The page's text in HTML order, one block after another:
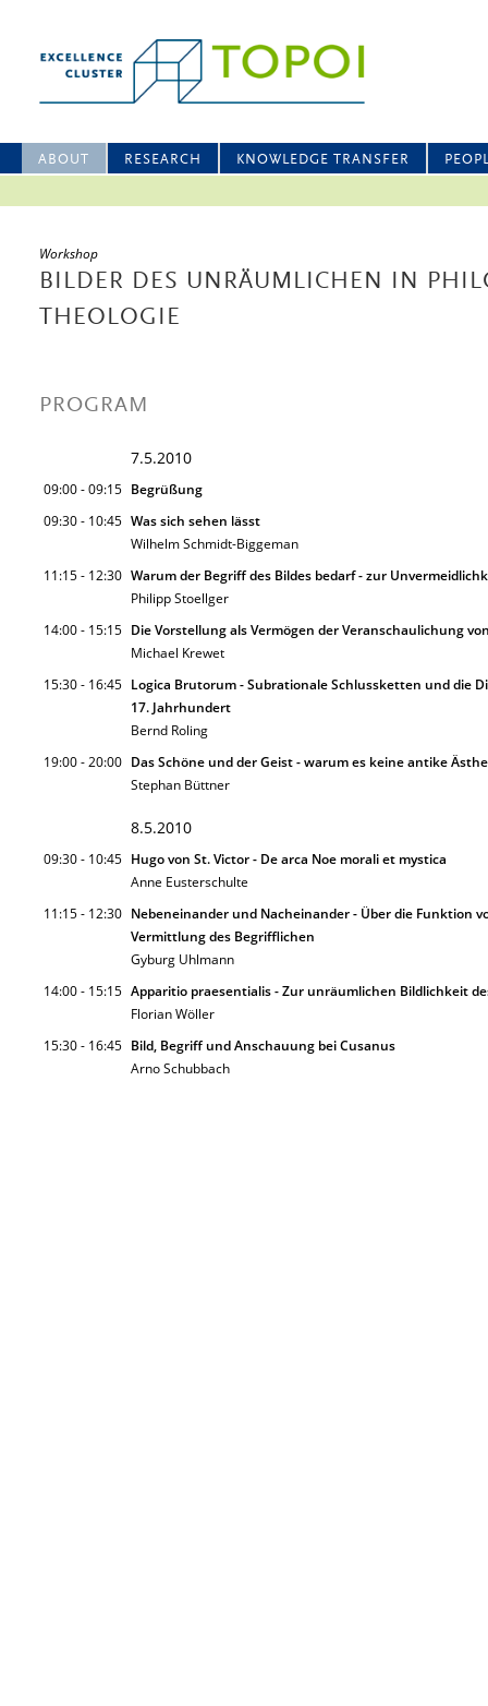
ABOUT RESEARCH KNOWLEDGE TRANSFER
Workshop
BILDER DES UNRÄUMLICHEN IN
THEOLOGIE
PROGRAM
7.5.2010
09:00 - 09:15 Begrüßung
09:30 - 10:45 Was sich sehen lässt
Wilhelm Schmidt-Biggeman
11:15 - 12:30 Warum der Begriff des Bildes bedarf - zur
Philipp Stoellger
14:00 - 15:15 Die Vorstellung als Vermögen der Veranschaulichung
Michael Krewet
15:30 - 16:45 Logica Brutorum - Subrationale Schlussketten und die
17. Jahrhundert
Bernd Roling
19:00 - 20:00 Das Schöne und der Geist - warum es keine antike
Stephan Büttner
8.5.2010
09:30 - 10:45 Hugo von St. Victor - De arca Noe morali et mystica
Anne Eusterschulte
11:15 - 12:30 Nebeneinander und Nacheinander - Über die Funktion
Vermittlung des Begrifflichen
Gyburg Uhlmann
14:00 - 15:15 Apparitio praesentialis - Zur unräumlichen Bildlichkeit
Florian Wöller
15:30 - 16:45 Bild, Begriff und Anschauung bei Cusanus
Arno Schubbach